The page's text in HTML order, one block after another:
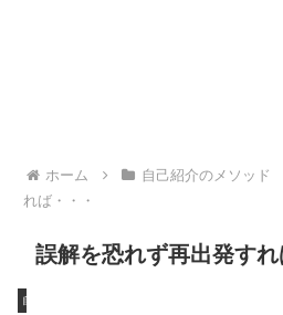
ホーム 自己紹介のメソッド
れば・・・
誤解を恐れず再出発すれ
自己紹介のメソッド